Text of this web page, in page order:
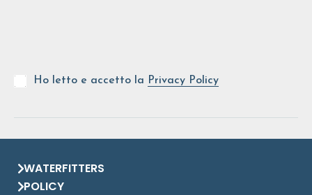
Ho letto e accetto la Privacy Policy
WATERFITTERS
POLICY